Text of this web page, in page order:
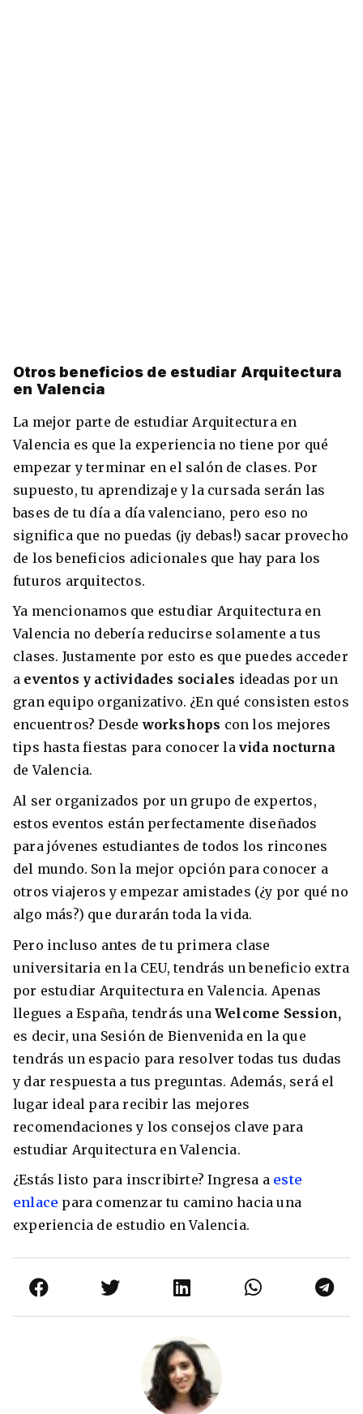
Otros beneficios de estudiar Arquitectura
en Valencia
La mejor parte de estudiar Arquitectura en
Valencia es que la experiencia no tiene por qué
empezar y terminar en el salón de clases. Por
supuesto, tu aprendizaje y la cursada serán las
bases de tu día a día valenciano, pero eso no
significa que no puedas (¡y debas!) sacar provecho
de los beneficios adicionales que hay para los
futuros arquitectos.
Ya mencionamos que estudiar Arquitectura en
Valencia no debería reducirse solamente a tus
clases. Justamente por esto es que puedes acceder
a eventos y actividades sociales ideadas por un
gran equipo organizativo. ¿En qué consisten estos
encuentros? Desdeworkshops con los mejores
tips hasta fiestas para conocer la vida nocturna
de Valencia.
Al ser organizados por un grupo de expertos,
estos eventos están perfectamente diseñados
para jóvenes estudiantes de todos los rincones
del mundo. Son la mejor opción para conocer a
otros viajeros y empezar amistades (¿y por qué no
algo más?) que durarán toda la vida.
Pero incluso antes de tu primera clase
universitaria en la CEU, tendrás un beneficio extra
por estudiar Arquitectura en Valencia. Apenas
llegues a España, tendrás una Welcome Session,
es decir, una Sesión de Bienvenida en la que
tendrás un espacio para resolver todas tus dudas
y dar respuesta a tus preguntas. Además, será el
lugar ideal para recibir las mejores
recomendaciones y los consejos clave para
estudiar Arquitectura en Valencia.
¿Estás listo para inscribirte? Ingresa a este
enlace para comenzar tu camino hacia una
experiencia de estudio en Valencia.